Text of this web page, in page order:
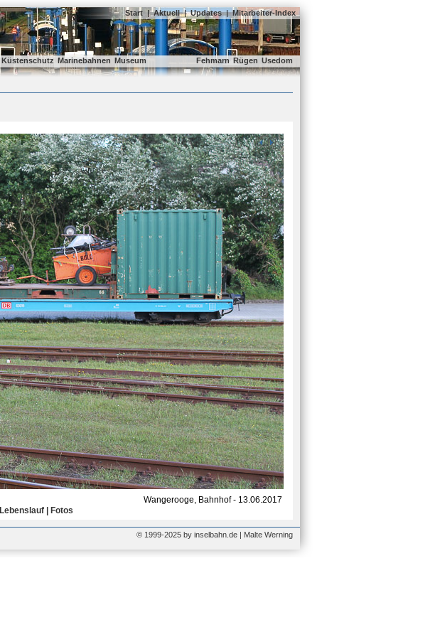
Start | Aktuell | Updates | Mitarbeiter-Index
Küstenschutz Marinebahnen Museum Fehmarn Rügen Usedom
Wangerooge, Bahnhof - 13.06.2017
Lebenslauf | Fotos
© 1999-2025 by inselbahn.de | Malte Werning